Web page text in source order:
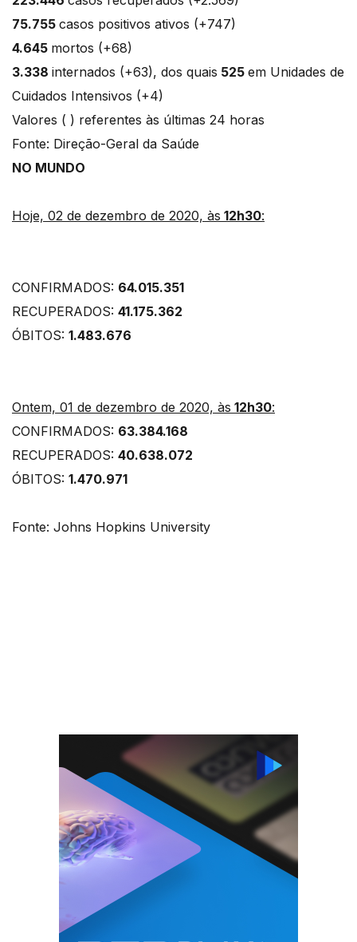
75.755 casos positivos ativos (+747)
4.645 mortos (+68)
3.338 internados (+63), dos quais 525 em Unidades de
Cuidados Intensivos (+4)
Valores ( ) referentes às últimas 24 horas
Fonte: Direção-Geral da Saúde
NO MUNDO
Hoje, 02 de dezembro de 2020, às 12h30:
CONFIRMADOS: 64.015.351
RECUPERADOS: 41.175.362
ÓBITOS: 1.483.676
Ontem, 01 de dezembro de 2020, às 12h30:
CONFIRMADOS: 63.384.168
RECUPERADOS: 40.638.072
ÓBITOS: 1.470.971
Fonte: Johns Hopkins University